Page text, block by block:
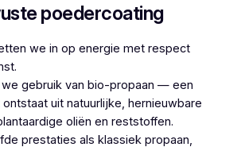
poedercoating
we in op energie met respect
we gebruik van bio-propaan — een
uit natuurlijke, hernieuwbare
oliën en reststoffen.
prestaties als klassiek propaan,